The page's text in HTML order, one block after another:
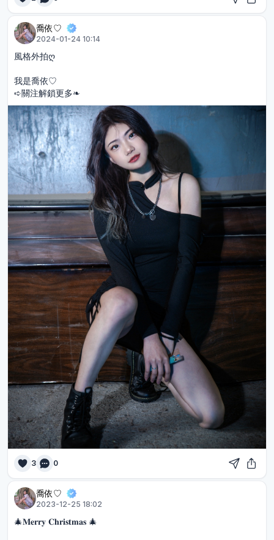
喬依♡︎
2024-01-24 10:14
風格外拍ღ
我是喬依♡︎
➪關注解鎖更多❧
3 0
喬依♡︎
2023-12-25 18:02
🎄𝐌𝐞𝐫𝐫𝐲 𝐂𝐡𝐫𝐢𝐬𝐭𝐦𝐚𝐬 🎄